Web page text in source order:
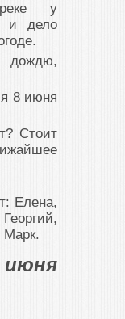
у
и дело
8 июня
Стоит
Елена,
Марк.